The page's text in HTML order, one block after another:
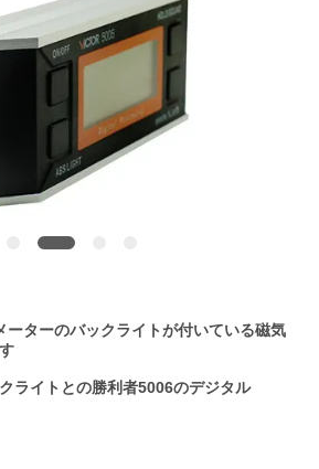
ーターのバックライトが付いている磁気
ライトとの勝利者5006のデジタル